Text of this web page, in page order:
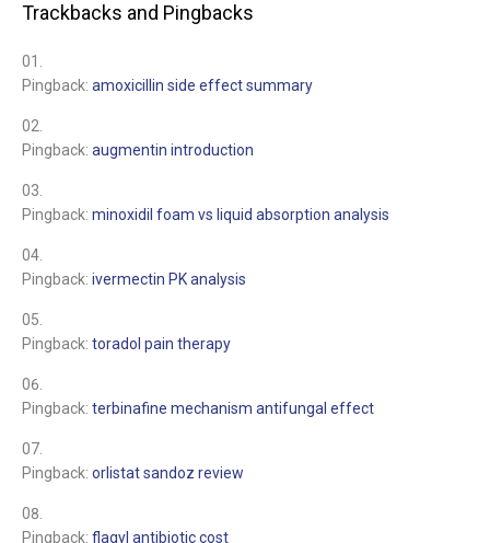
Trackbacks and Pingbacks
Pingback: amoxicillin side effect summary
Pingback: augmentin introduction
Pingback: minoxidil foam vs liquid absorption analysis
Pingback: ivermectin PK analysis
Pingback: toradol pain therapy
Pingback: terbinafine mechanism antifungal effect
Pingback: orlistat sandoz review
Pingback: flagyl antibiotic cost